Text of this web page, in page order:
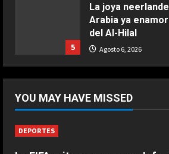
5
COCINA
5
La joya
Arabia ya
del Al-Hilal
Agosto 6, 2026
pero reconoce
errores”
YOU MAY HAVE MISSED
DEPORTES